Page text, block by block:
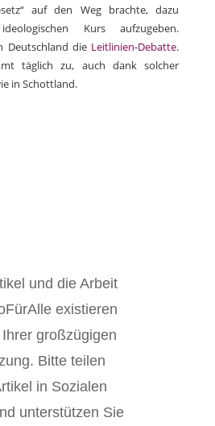
auf den Weg brachte, dazu
Kurs aufzugeben.
Deutschland die Leitlinien-Debatte.
täglich zu, auch dank solcher
in Schottland.
und die Arbeit
existieren
großzügigen
Bitte teilen
in Sozialen
unterstützen Sie